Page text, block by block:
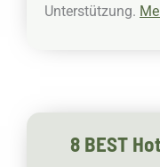
Unterstützung.
8 BEST